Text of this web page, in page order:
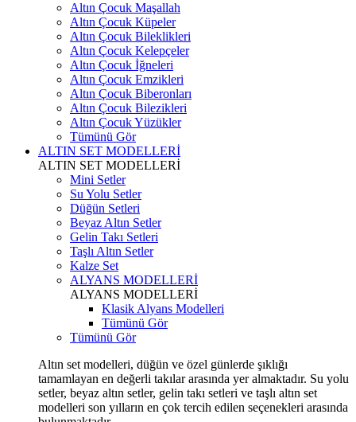
Altın Çocuk Maşallah
Altın Çocuk Küpeler
Altın Çocuk Bileklikleri
Altın Çocuk Kelepçeler
Altın Çocuk İğneleri
Altın Çocuk Emzikleri
Altın Çocuk Biberonları
Altın Çocuk Bilezikleri
Altın Çocuk Yüzükler
Tümünü Gör
ALTIN SET MODELLERİ
ALTIN SET MODELLERİ
Mini Setler
Su Yolu Setler
Düğün Setleri
Beyaz Altın Setler
Gelin Takı Setleri
Taşlı Altın Setler
Kalze Set
ALYANS MODELLERİ
ALYANS MODELLERİ
Klasik Alyans Modelleri
Tümünü Gör
Tümünü Gör
Altın set modelleri, düğün ve özel günlerde şıklığı
tamamlayan en değerli takılar arasında yer almaktadır. Su yolu
setler, beyaz altın setler, gelin takı setleri ve taşlı altın set
modelleri son yılların en çok tercih edilen seçenekleri arasında